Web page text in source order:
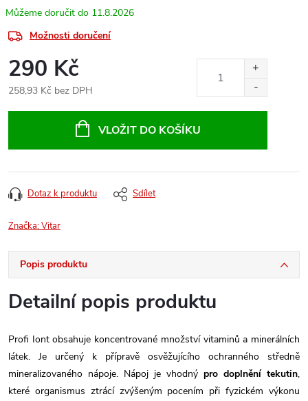
11.8.2026
Možnosti doručení
290 Kč
258,93 Kč bez DPH
VLOŽIT DO KOŠÍKU
Dotaz k produktu Sdílet
Značka:Vitar
Popis produktu
Detailní popis produktu
Profi Iont obsahuje koncentrované množství vitaminů a minerálních
látek. Je určený k přípravě osvěžujícího ochranného středně
mineralizovaného nápoje. Nápoj je vhodný pro doplnění tekutin,
které organismus ztrácí zvýšeným pocením při fyzickém výkonu